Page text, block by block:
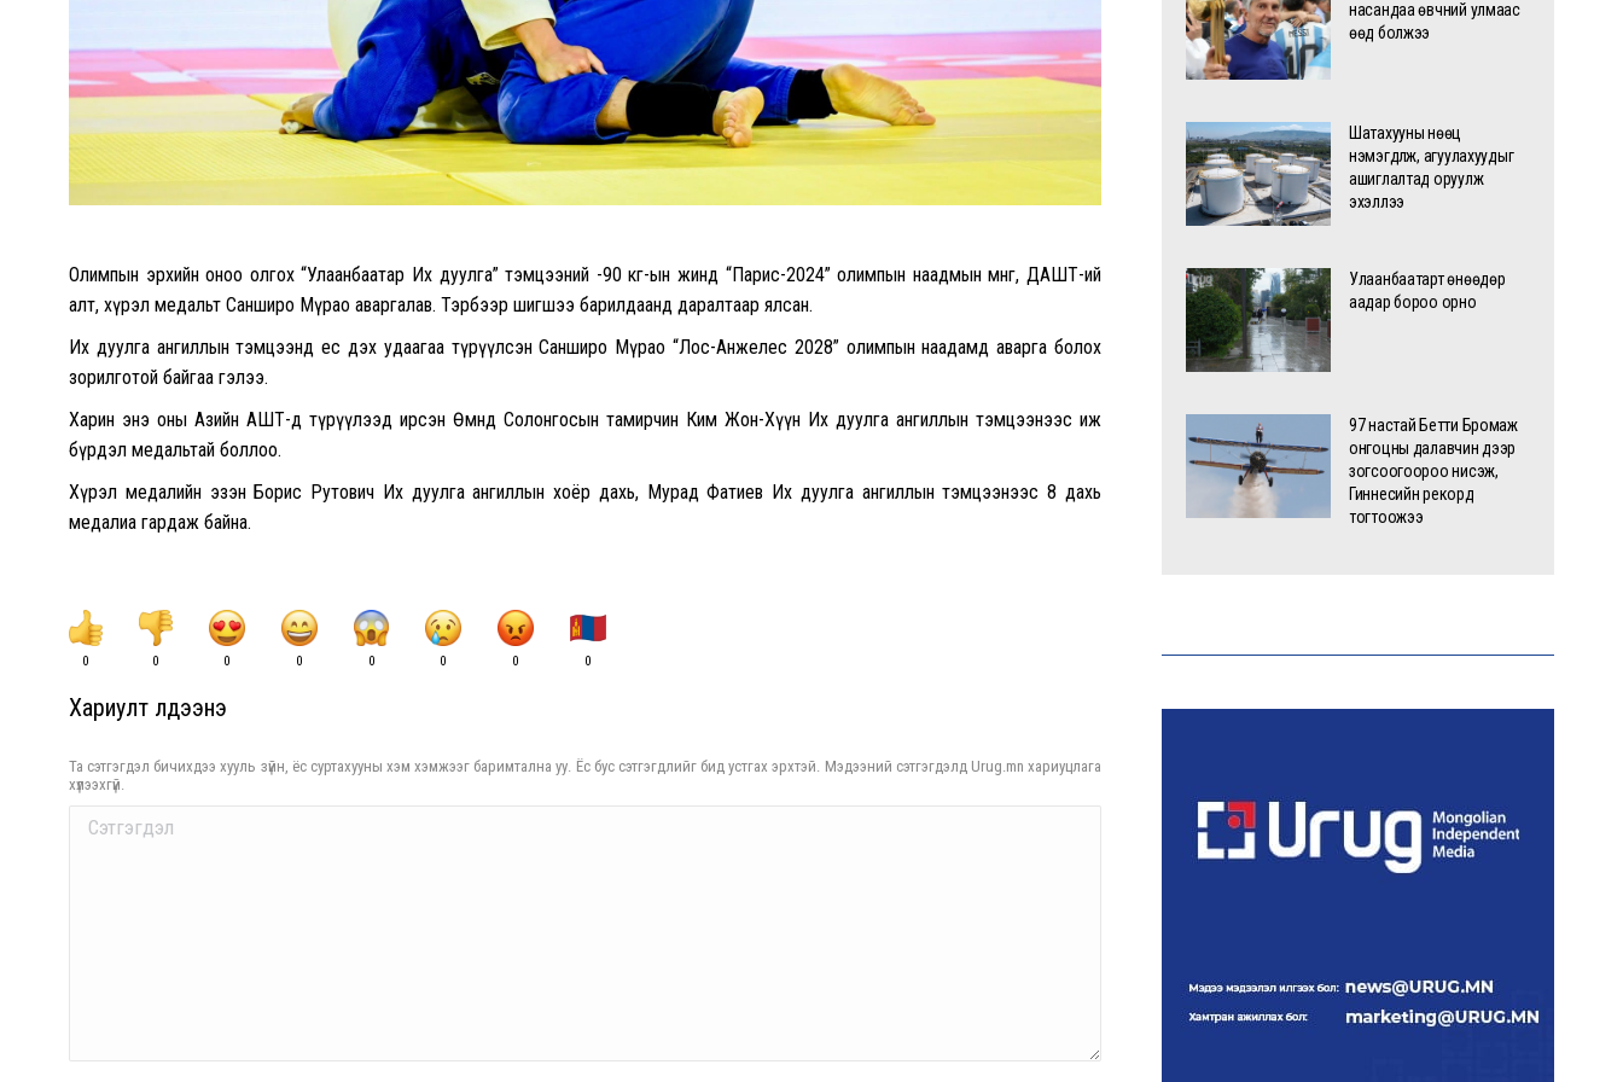
Олимпын эрхийн оноо олгох “Улаанбаатар Их дуулга” тэмцээний -90 кг-ын жинд “Парис-2024” олимпын наадмын мөнгө, ДАШТ-ий
алт, хүрэл медальт Санширо Мүрао аваргалав. Тэрбээр шигшээ барилдаанд даралтаар ялсан.
Их дуулга ангиллын тэмцээнд ес дэх удаагаа түрүүлсэн Санширо Мүрао “Лос-Анжелес 2028” олимпын наадамд аварга болох
зорилготой байгаа гэлээ.
Харин энэ оны Азийн АШТ-д түрүүлээд ирсэн Өмнөд Солонгосын тамирчин Ким Жон-Хүүн Их дуулга ангиллын тэмцээнээс иж
бүрдэл медальтай боллоо.
Хүрэл медалийн эзэн Борис Рутович Их дуулга ангиллын хоёр дахь, Мурад Фатиев Их дуулга ангиллын тэмцээнээс 8 дахь
медалиа гардаж байна.
0 0 0 0 0 0 0 0
Хариулт үлдээнэ үү
Та сэтгэгдэл бичихдээ хууль зүйн, ёс суртахууны хэм хэмжээг баримтална уу. Ёс бус сэтгэгдлийг бид устгах эрхтэй. Мэдээний сэтгэгдэлд Urug.mn хариуцлага
хүлээхгүй.
Comment
насандаа өвчний улмаас
өөд болжээ
Шатахууны нөөц
нэмэгдүүлж, агуулахуудыг
ашиглалтад оруулж
эхэллээ
Улаанбаатарт өнөөдөр
аадар бороо орно
97 настай Бетти Бромаж
онгоцны далавчин дээр
зогсоогоороо нисэж,
Гиннесийн рекорд
тогтоожээ
шуурхай зохион байгуулж
багш, сурагчид руу гал
нээжээ
тогтмол нийлүүлэх хүсэлт
тавилаа